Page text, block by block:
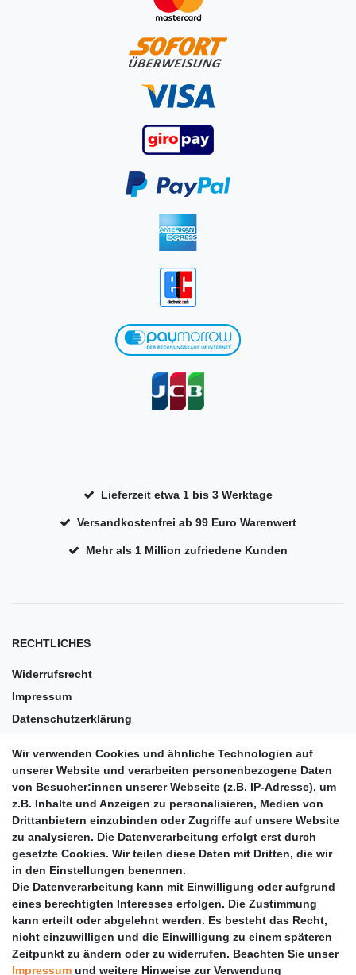
Lieferzeit etwa 1 bis 3 Werktage
Versandkostenfrei ab 99 Euro Warenwert
Mehr als 1 Million zufriedene Kunden
RECHTLICHES
Widerrufsrecht
Impressum
Datenschutzerklärung
Barrierefreiheit
Anleitungen
Vertrag widerrufen
PARTNER
DHL
GLS
PaketPLUS
Wir verwenden Cookies und ähnliche Technologien auf
unserer Website und verarbeiten personenbezogene Daten
von Besucher:innen unserer Webseite (z.B. IP-Adresse), um
z.B. Inhalte und Anzeigen zu personalisieren, Medien von
Drittanbietern einzubinden oder Zugriffe auf unsere Website
zu analysieren. Die Datenverarbeitung erfolgt erst durch
gesetzte Cookies. Wir teilen diese Daten mit Dritten, die wir
in den Einstellungen benennen.
Die Datenverarbeitung kann mit Einwilligung oder aufgrund
eines berechtigten Interesses erfolgen. Die Zustimmung
kann erteilt oder abgelehnt werden. Es besteht das Recht,
nicht einzuwilligen und die Einwilligung zu einem späteren
Zeitpunkt zu ändern oder zu widerrufen. Beachten Sie unser
Impressum und weitere Hinweise zur Verwendung